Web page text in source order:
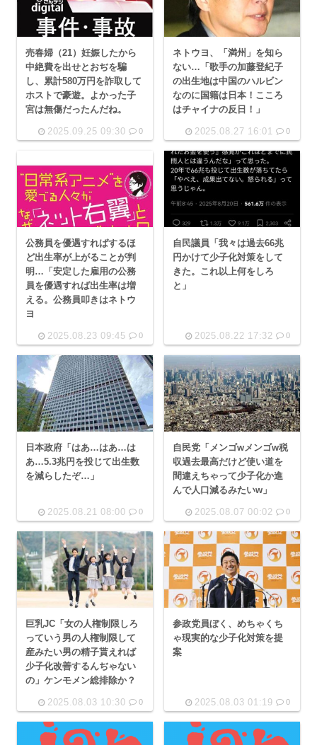
売春婦（21）妊娠したから
中絶費を出せとおぢを騙
し、累計580万円を詐取して
ホストで豪遊。よかった子
宮は無傷だったんだね。
2025.09.25 09:30 0
ネトウヨ、「満州」を知ら
ない…「歌手の加藤登紀子
の出生地は中国のハルビン
なのに国籍は日本！こころ
はチャイナの反日！」
2025.08.27 16:01 0
公務員を優遇すればするほ
ど出生率が上がることが判
明…「安定した雇用の公務
員を優遇すれば出生率は増
える。公務員叩きはネトウ
ヨ
2025.08.23 09:45 0
自民議員「我々は過去66兆
円かけて少子化対策をして
きた。これ以上何をしろ
と」
2025.08.22 17:32 0
日本政府「はあ…はあ…は
あ…5.3兆円を投じて出生数
を減らしたぞ…」
2025.08.21 08:00 0
自民党「メンゴwメンゴw税
収過去最高だけど使い道を
間違えちゃって少子化か進
んで人口減るみたいw」
2025.08.07 00:02 0
巨乳JC「女の人権制限しろ
っていう男の人権制限して
産みたい男の精子貰えれば
少子化改善するんぢゃない
の」ケンモメン総排除か？
2025.08.03 10:30 0
参政党員ぼく、めちゃくち
ゃ現実的な少子化対策を提
案
2025.08.03 01:19 0